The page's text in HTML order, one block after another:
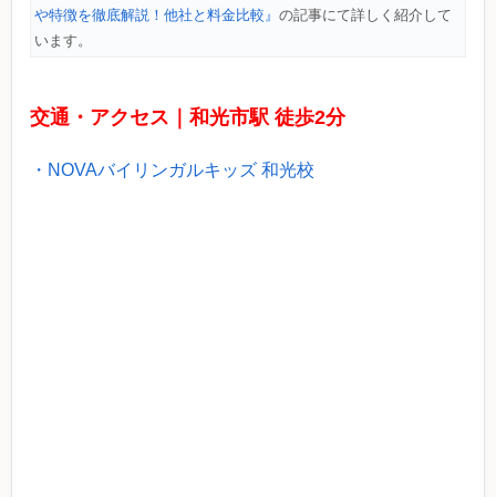
や特徴を徹底解説！他社と料金比較』 の記事にて詳しく紹介して
います。
交通・アクセス｜和光市駅 徒歩2分
・NOVAバイリンガルキッズ 和光校